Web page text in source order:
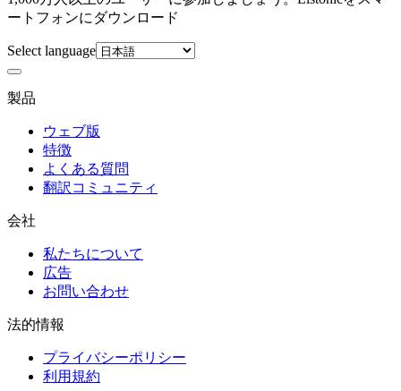
ートフォンにダウンロード
Select language
製品
ウェブ版
特徴
よくある質問
翻訳コミュニティ
会社
私たちについて
広告
お問い合わせ
法的情報
プライバシーポリシー
利用規約